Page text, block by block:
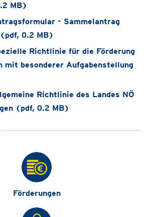
MB)
- Sammelantrag
0.2 MB)
Richtlinie für die Förderung
mit besonderer Aufgabenstellung
Richtlinie des Landes NÖ
(pdf, 0.2 MB)
Förderungen